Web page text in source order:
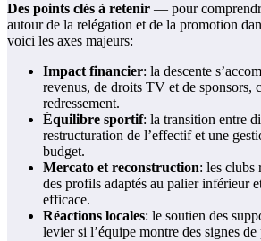
Des points clés à retenir — pour
autour de la relégation et de la promotion
voici les axes majeurs:
Impact financier: la descente
revenus, de droits TV et de sponsors,
redressement.
Équilibre sportif: la transition entre
restructuration de l’effectif et une
budget.
Mercato et reconstruction: les clubs
des profils adaptés au palier inférieur
efficace.
Réactions locales: le soutien des
levier si l’équipe montre des signes